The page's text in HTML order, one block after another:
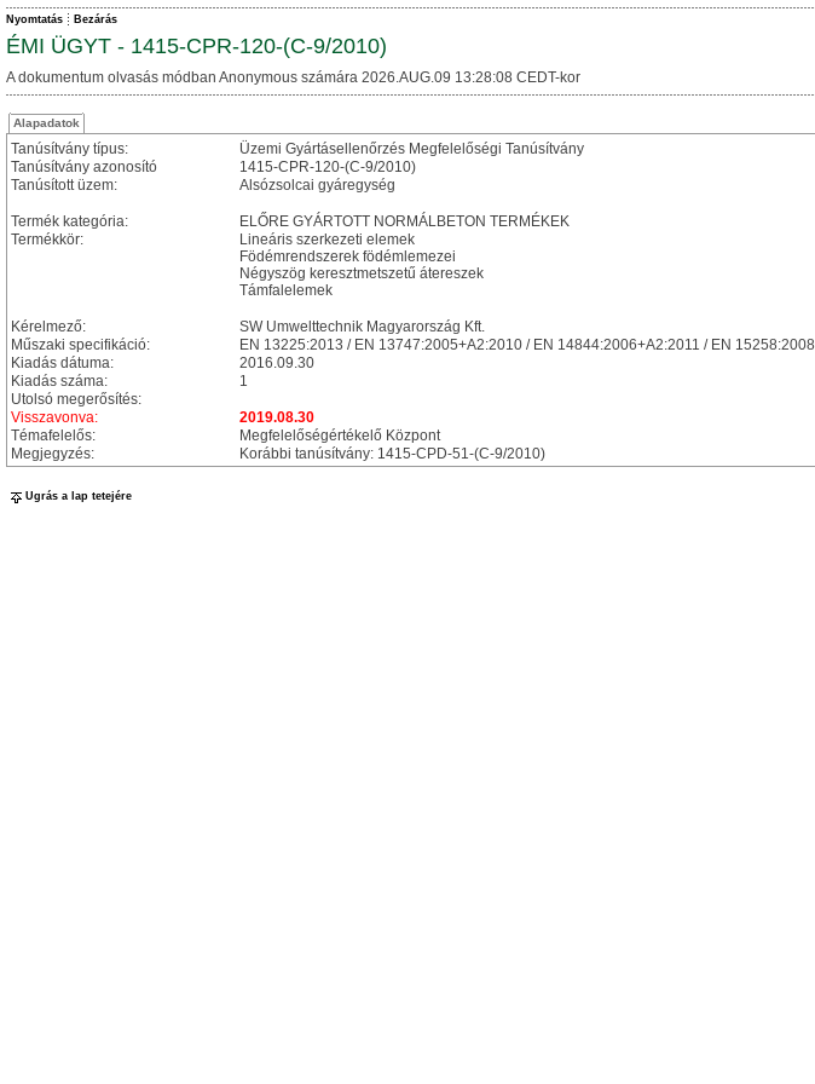
Nyomtatás Bezárás
ÉMI ÜGYT - 1415-CPR-120-(C-9/2010)
A dokumentum olvasás módban Anonymous számára 2026.AUG.09 13:28:08 CEDT-kor
Alapadatok
Tanúsítvány típus:
Üzemi Gyártásellenőrzés Megfelelőségi Tanúsítvány
Tanúsítvány azonosító
1415-CPR-120-(C-9/2010)
Tanúsított üzem:
Alsózsolcai gyáregység
Termék kategória:
ELŐRE GYÁRTOTT NORMÁLBETON TERMÉKEK
Termékkör:
Lineáris szerkezeti elemek
Födémrendszerek födémlemezei
Négyszög keresztmetszetű átereszek
Támfalelemek
Kérelmező:
SW Umwelttechnik Magyarország Kft.
Műszaki specifikáció:
EN 13225:2013 / EN 13747:2005+A2:2010 / EN 14844:2006+A2:2011 / EN 15258:2008
Kiadás dátuma:
2016.09.30
Kiadás száma:
1
Utolsó megerősítés:
Visszavonva:
2019.08.30
Témafelelős:
Megfelelőségértékelő Központ
Megjegyzés:
Korábbi tanúsítvány: 1415-CPD-51-(C-9/2010)
Ugrás a lap tetejére